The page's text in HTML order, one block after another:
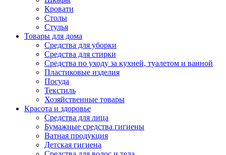
Кровати
Столы
Стулья
Товары для дома
Средства для уборки
Средства для стирки
Средства по уходу за кухней, туалетом и ванной
Пластиковые изделия
Посуда
Текстиль
Хозяйственные товары
Красота и здоровье
Средства для лица
Бумажные средства гигиены
Ватная продукция
Детская гигиена